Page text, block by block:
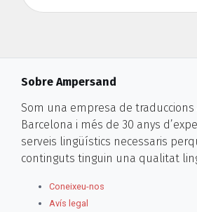
Sobre Ampersand
Som una empresa de
Barcelona i més de 30 anys
serveis lingüístics necessaris
continguts tinguin una qualitat
Coneixeu-nos
Avís legal